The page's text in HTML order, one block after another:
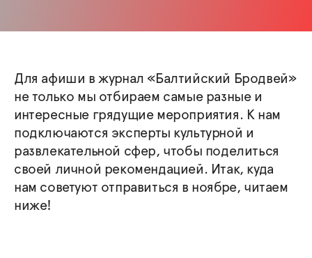
Для афиши в журнал «Балтийский Бродвей»
не только мы отбираем самые разные и
интересные грядущие мероприятия. К нам
подключаются эксперты культурной и
развлекательной сфер, чтобы поделиться
своей личной рекомендацией. Итак, куда
нам советуют отправиться в ноябре, читаем
ниже!